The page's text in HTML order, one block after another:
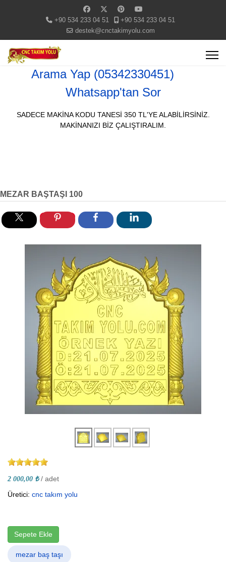
+90 534 233 04 51
+90 534 233 04 51
destek@cnctakimyolu.com
Arama Yap (05342330451)
Whatsapp'tan Sor
SADECE MAKİNA KODU TANESİ 350 TL'YE ALABİLİRSİNİZ.
MAKİNANIZI BİZ ÇALIŞTIRALIM.
MEZAR BAŞTAŞI 100
2 000,00 ₺ / adet
Üretici: cnc takım yolu
Sepete Ekle
mezar baş taşı